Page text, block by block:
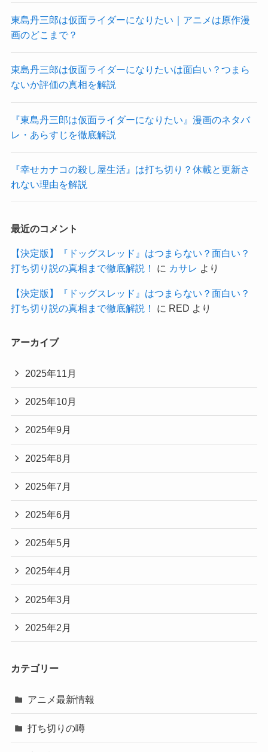
東島丹三郎は仮面ライダーになりたい｜アニメは原作漫
画のどこまで？
東島丹三郎は仮面ライダーになりたいは面白い？つまら
ないか評価の真相を解説
『東島丹三郎は仮面ライダーになりたい』漫画のネタバ
レ・あらすじを徹底解説
『幸せカナコの殺し屋生活』は打ち切り？休載と更新さ
れない理由を解説
最近のコメント
【決定版】『ドッグスレッド』はつまらない？面白い？
打ち切り説の真相まで徹底解説！
に カサレ より
【決定版】『ドッグスレッド』はつまらない？面白い？
打ち切り説の真相まで徹底解説！
に RED より
アーカイブ
2025年11月
2025年10月
2025年9月
2025年8月
2025年7月
2025年6月
2025年5月
2025年4月
2025年3月
2025年2月
カテゴリー
アニメ最新情報
打ち切りの噂